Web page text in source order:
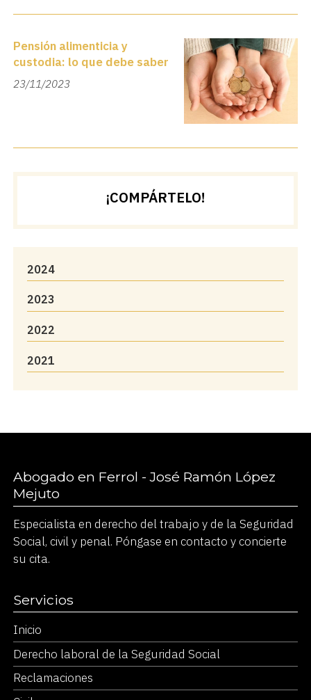
Pensión alimenticia y
custodia: lo que debe saber
23/11/2023
¡COMPÁRTELO!
2024
2023
2022
2021
Abogado en Ferrol - José Ramón López
Mejuto
Especialista en derecho del trabajo y de la Seguridad
Social, civil y penal. Póngase en contacto y concierte
su cita.
Servicios
Inicio
Derecho laboral de la Seguridad Social
Reclamaciones